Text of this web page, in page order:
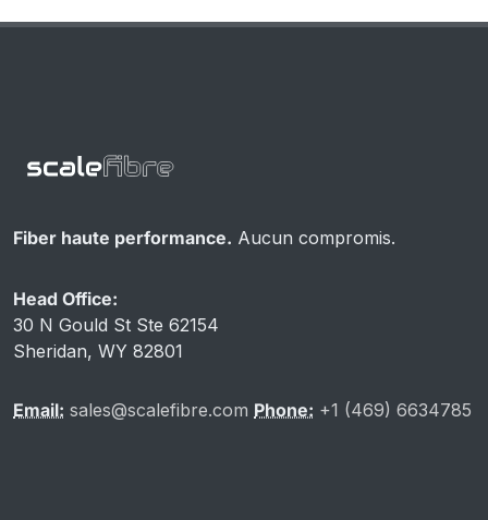
Fiber haute performance. Aucun compromis.
Head Office:
30 N Gould St Ste 62154
Sheridan, WY 82801
Email: sales@scalefibre.com Phone: +1 (469) 6634785